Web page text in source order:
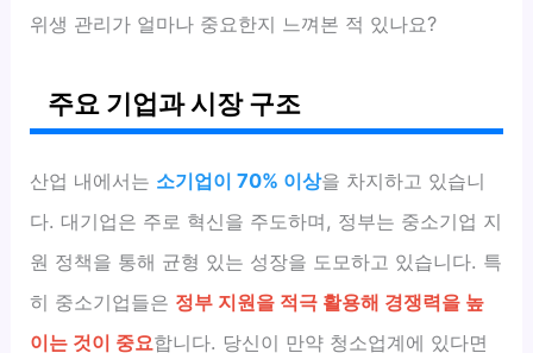
위생 관리가 얼마나 중요한지 느껴본 적 있나요?
주요 기업과 시장 구조
산업 내에서는 소기업이 70% 이상을 차지하고 있습니
다. 대기업은 주로 혁신을 주도하며, 정부는 중소기업 지
원 정책을 통해 균형 있는 성장을 도모하고 있습니다. 특
히 중소기업들은 정부 지원을 적극 활용해 경쟁력을 높
이는 것이 중요합니다. 당신이 만약 청소업계에 있다면